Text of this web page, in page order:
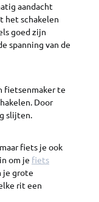
aandacht
het schakelen
goed zijn
spanning van de
fietsenmaker te
Door
slijten.
fiets je ook
om je fiets
je grote
rit een